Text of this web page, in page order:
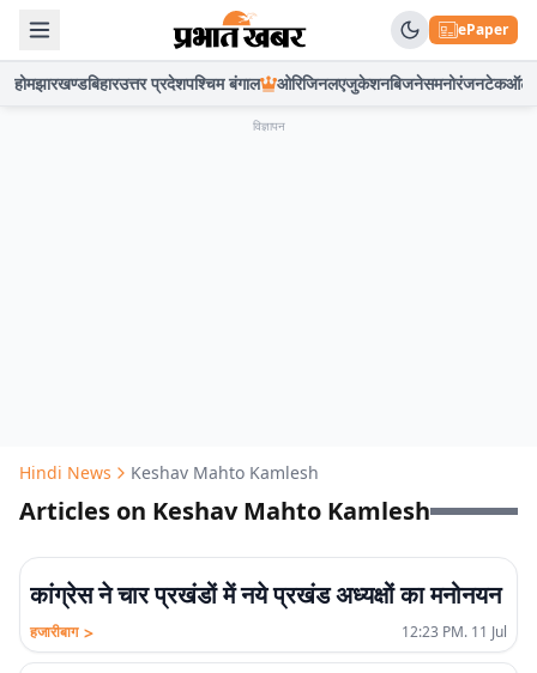
ePaper
होमझारखण्डबिहारउत्तर प्रदेशपश्चिम बंगाल ओरिजिनलएजुकेशनबिजनेसमनोरंजनटेकऑटो
विज्ञापन
Hindi News Keshav Mahto Kamlesh
Articles on Keshav Mahto Kamlesh
कांग्रेस ने चार प्रखंडों में नये प्रखंड अध्यक्षों का मनोनयन
हजारीबाग > 12:23 PM. 11 Jul